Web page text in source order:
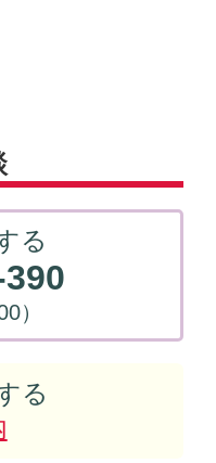
る
）
る